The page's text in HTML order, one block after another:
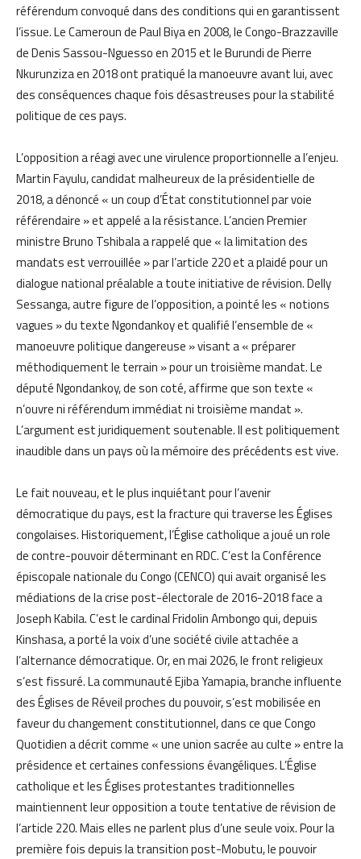
référendum convoqué dans des conditions qui en garantissent
l’issue. Le Cameroun de Paul Biya en 2008, le Congo-Brazzaville
de Denis Sassou-Nguesso en 2015 et le Burundi de Pierre
Nkurunziza en 2018 ont pratiqué la manoeuvre avant lui, avec
des conséquences chaque fois désastreuses pour la stabilité
politique de ces pays.
L’opposition a réagi avec une virulence proportionnelle a l’enjeu.
Martin Fayulu, candidat malheureux de la présidentielle de
2018, a dénoncé « un coup d’État constitutionnel par voie
référendaire » et appelé a la résistance. L’ancien Premier
ministre Bruno Tshibala a rappelé que « la limitation des
mandats est verrouillée » par l’article 220 et a plaidé pour un
dialogue national préalable a toute initiative de révision. Delly
Sessanga, autre figure de l’opposition, a pointé les « notions
vagues » du texte Ngondankoy et qualifié l’ensemble de «
manoeuvre politique dangereuse » visant a « préparer
méthodiquement le terrain » pour un troisième mandat. Le
député Ngondankoy, de son coté, affirme que son texte «
n’ouvre ni référendum immédiat ni troisième mandat ».
L’argument est juridiquement soutenable. Il est politiquement
inaudible dans un pays où la mémoire des précédents est vive.
Le fait nouveau, et le plus inquiétant pour l’avenir
démocratique du pays, est la fracture qui traverse les Églises
congolaises. Historiquement, l’Église catholique a joué un role
de contre-pouvoir déterminant en RDC. C’est la Conférence
épiscopale nationale du Congo (CENCO) qui avait organisé les
médiations de la crise post-électorale de 2016-2018 face a
Joseph Kabila. C’est le cardinal Fridolin Ambongo qui, depuis
Kinshasa, a porté la voix d’une société civile attachée a
l’alternance démocratique. Or, en mai 2026, le front religieux
s’est fissuré. La communauté Ejiba Yamapia, branche influente
des Églises de Réveil proches du pouvoir, s’est mobilisée en
faveur du changement constitutionnel, dans ce que Congo
Quotidien a décrit comme « une union sacrée au culte » entre la
présidence et certaines confessions évangéliques. L’Église
catholique et les Églises protestantes traditionnelles
maintiennent leur opposition a toute tentative de révision de
l’article 220. Mais elles ne parlent plus d’une seule voix. Pour la
première fois depuis la transition post-Mobutu, le pouvoir